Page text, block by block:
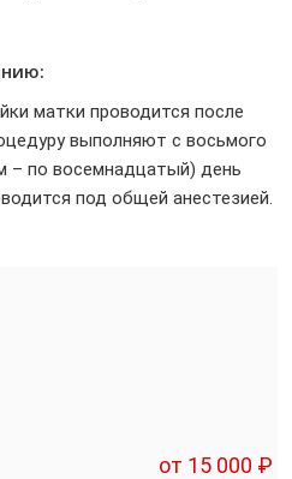
матки проводится после
выполняют с восьмого
– по восемнадцатый) день
под общей анестезией.
от 15 000 ₽